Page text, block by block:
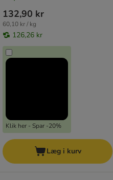
132,90 kr
60,10 kr / kg
126,26 kr
Klik her - Spar -20%
Læg i kurv